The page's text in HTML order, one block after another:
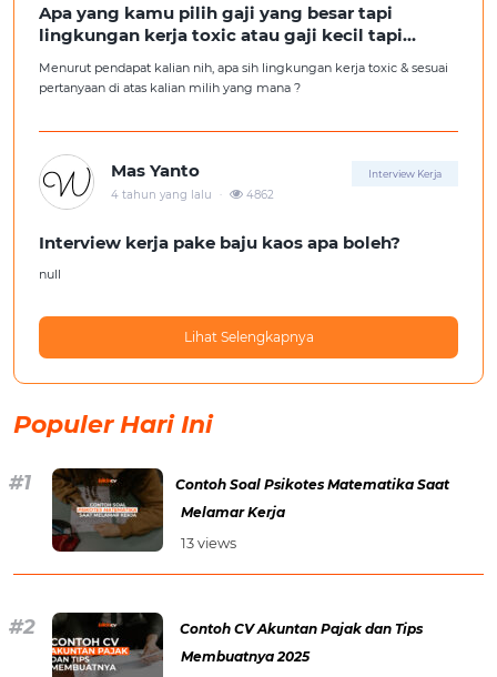
Apa yang kamu pilih gaji yang besar tapi
lingkungan kerja toxic atau gaji kecil tapi
Menurut pendapat kalian nih, apa sih lingkungan kerja toxic & sesuai
pertanyaan di atas kalian milih yang mana ?
Mas Yanto Interview Kerja
4 tahun yang lalu . 4862
Interview kerja pake baju kaos apa boleh?
null
Lihat Selengkapnya
Populer Hari Ini
Contoh Soal Psikotes Matematika Saat
Melamar Kerja
13 views
Contoh CV Akuntan Pajak dan Tips
Membuatnya 2025